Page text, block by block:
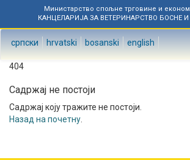
Министарство спољне трговине и
КАНЦЕЛАРИЈА ЗА ВЕТЕРИНАРСТВО БОСНЕ
српски hrvatski bosanski english
404
Садржај не постоји
Садржај коју тражите не постоји.
Назад на почетну